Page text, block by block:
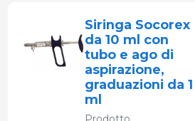
Siringa Socorex
da 10 ml con
tubo e ago di
aspirazione,
graduazioni da 1
ml